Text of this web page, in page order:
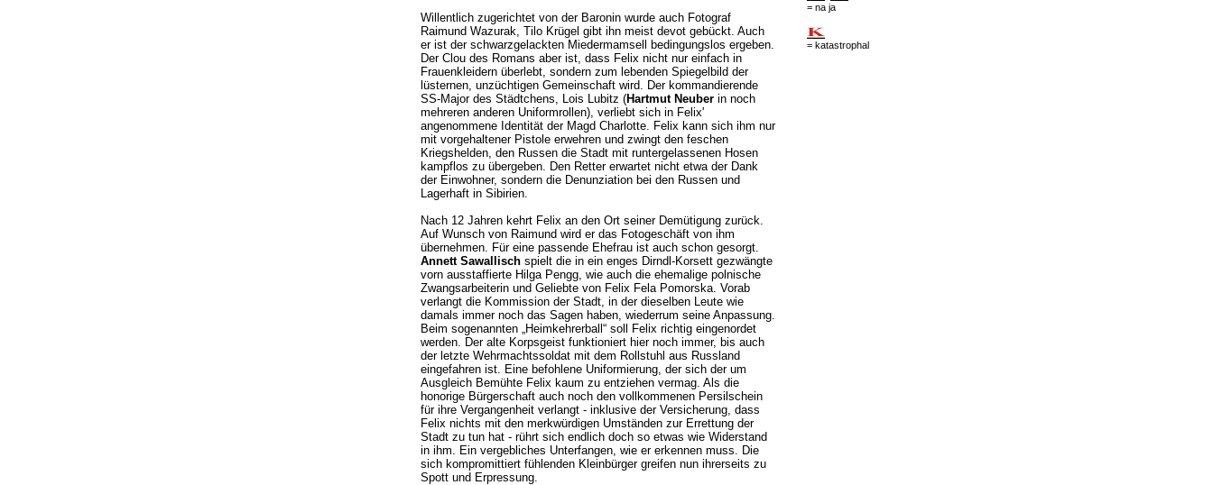
Willentlich zugerichtet von der Baronin wurde auch Fotograf
Raimund Wazurak, Tilo Krügel gibt ihn meist devot gebückt. Auch
er ist der schwarzgelackten Miedermamsell bedingungslos ergeben.
Der Clou des Romans aber ist, dass Felix nicht nur einfach in
Frauenkleidern überlebt, sondern zum lebenden Spiegelbild der
lüsternen, unzüchtigen Gemeinschaft wird. Der kommandierende
SS-Major des Städtchens, Lois Lubitz (Hartmut Neuberin noch
mehreren anderen Uniformrollen), verliebt sich in Felix'
angenommene Identität der Magd Charlotte. Felix kann sich ihm nur
mit vorgehaltener Pistole erwehren und zwingt den feschen
Kriegshelden, den Russen die Stadt mit runtergelassenen Hosen
kampflos zu übergeben. Den Retter erwartet nicht etwa der Dank
der Einwohner, sondern die Denunziation bei den Russen und
Lagerhaft in Sibirien.
Nach 12 Jahren kehrt Felix an den Ort seiner Demütigung zurück.
Auf Wunsch von Raimund wird er das Fotogeschäft von ihm
übernehmen. Für eine passende Ehefrau ist auch schon gesorgt.
Annett Sawallischspielt die in ein enges Dirndl-Korsett gezwängte
vorn ausstaffierte Hilga Pengg, wie auch die ehemalige polnische
Zwangsarbeiterin und Geliebte von Felix Fela Pomorska. Vorab
verlangt die Kommission der Stadt, in der dieselben Leute wie
damals immer noch das Sagen haben, wiederrum seine Anpassung.
Beim sogenannten „Heimkehrerball“ soll Felix richtig eingenordet
werden. Der alte Korpsgeist funktioniert hier noch immer, bis auch
der letzte Wehrmachtssoldat mit dem Rollstuhl aus Russland
eingefahren ist. Eine befohlene Uniformierung, der sich der um
Ausgleich Bemühte Felix kaum zu entziehen vermag. Als die
honorige Bürgerschaft auch noch den vollkommenen Persilschein
für ihre Vergangenheit verlangt - inklusive der Versicherung, dass
Felix nichts mit den merkwürdigen Umständen zur Errettung der
Stadt zu tun hat - rührt sich endlich doch so etwas wie Widerstand
in ihm. Ein vergebliches Unterfangen, wie er erkennen muss. Die
sich kompromittiert fühlenden Kleinbürger greifen nun ihrerseits zu
Spott und Erpressung.
= na ja
= katastrophal